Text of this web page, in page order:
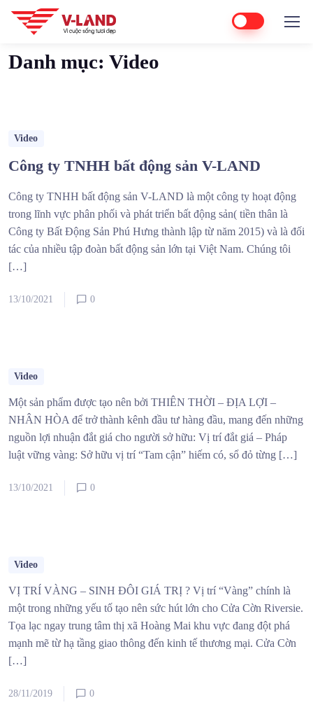
Home Video
Danh mục: Video
Video
Công ty TNHH bất động sản V-LAND
Công ty TNHH bất động sản V-LAND là một công ty hoạt động
trong lĩnh vực phân phối và phát triển bất động sản( tiền thân là
Công ty Bất Động Sản Phú Hưng thành lập từ năm 2015) và là đối
tác của nhiều tập đoàn bất động sản lớn tại Việt Nam. Chúng tôi
[…]
13/10/2021 0
Video
Một sản phẩm được tạo nên bởi THIÊN THỜI – ĐỊA LỢI –
NHÂN HÒA để trở thành kênh đầu tư hàng đầu, mang đến những
nguồn lợi nhuận đắt giá cho người sở hữu: Vị trí đắt giá – Pháp
luật vững vàng: Sở hữu vị trí “Tam cận” hiếm có, sổ đỏ từng […]
13/10/2021 0
Video
VỊ TRÍ VÀNG – SINH ĐÔI GIÁ TRỊ ? Vị trí “Vàng” chính là
một trong những yếu tố tạo nên sức hút lớn cho Cửa Cờn Riversie.
Tọa lạc ngay trung tâm thị xã Hoàng Mai khu vực đang đột phá
mạnh mẽ từ hạ tầng giao thông đến kinh tế thương mại. Cửa Cờn
[…]
28/11/2019 0